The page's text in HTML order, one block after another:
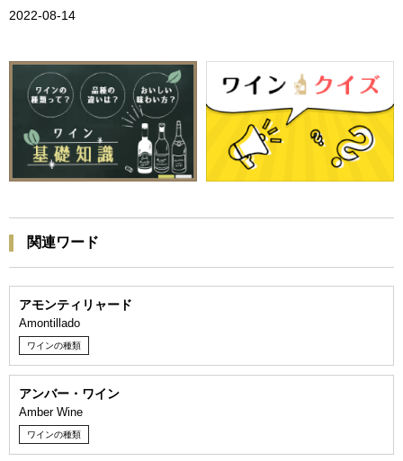
2022-08-14
関連ワード
アモンティリャード
Amontillado
ワインの種類
アンバー・ワイン
Amber Wine
ワインの種類